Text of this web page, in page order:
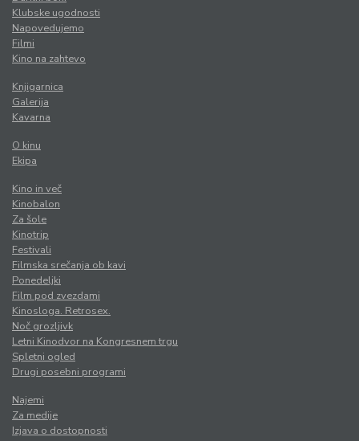
Klubske ugodnosti
Napovedujemo
Filmi
Kino na zahtevo
Knjigarnica
Galerija
Kavarna
O kinu
Ekipa
Kino in več
Kinobalon
Za šole
Kinotrip
Festivali
Filmska srečanja ob kavi
Ponedeljki
Film pod zvezdami
Kinosloga. Retrosex.
Noč grozljivk
Letni Kinodvor na Kongresnem trgu
Spletni ogled
Drugi posebni programi
Najemi
Za medije
Izjava o dostopnosti